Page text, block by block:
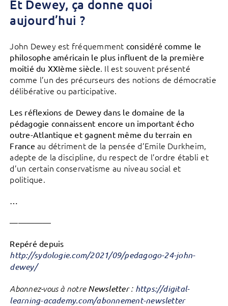
Et Dewey, ça donne quoi
aujourd’hui ?
John Dewey est fréquemment considéré comme le
philosophe américain le plus influent de la première
moitié du XXIème siècle. Il est souvent présenté
comme l’un des précurseurs des notions de démocratie
délibérative ou participative.
Les réflexions de Dewey dans le domaine de la
pédagogie connaissent encore un important écho
outre-Atlantique et gagnent même du terrain en
France au détriment de la pensée d’Emile Durkheim,
adepte de la discipline, du respect de l’ordre établi et
d’un certain conservatisme au niveau social et
politique.
—————
Repéré depuis
http://sydologie.com/2021/09/pedagogo-24-john-
dewey/
Abonnez-vous à notre Newsletter: https://digital-
learning-academy.com/abonnement-newsletter